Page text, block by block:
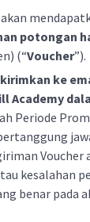
potongan
(“Voucher”).
ke
Academy
Periode
Voucher
kesalahan
benar pada